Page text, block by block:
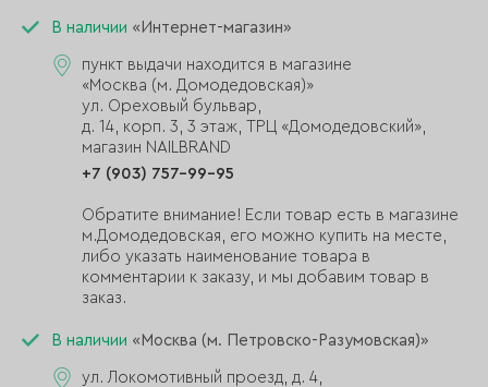
В наличии «Интернет-магазин»
пункт выдачи находится в магазине
«Москва (м. Домодедовская)»
ул. Ореховый бульвар,
д. 14, корп. 3, 3 этаж, ТРЦ «Домодедовский»,
магазин NAILBRAND
+7 (903) 757-99-95
Обратите внимание! Если товар есть в магазине
м.Домодедовская, его можно купить на месте,
либо указать наименование товара в
комментарии к заказу, и мы добавим товар в
заказ.
В наличии «Москва (м. Петровско-Разумовская)»
ул. Локомотивный проезд, д. 4,